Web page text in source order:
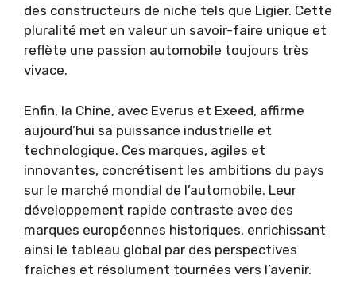
des constructeurs de niche tels que Ligier. Cette
pluralité met en valeur un savoir-faire unique et
reflète une passion automobile toujours très
vivace.
Enfin, la Chine, avec Everus et Exeed, affirme
aujourd’hui sa puissance industrielle et
technologique. Ces marques, agiles et
innovantes, concrétisent les ambitions du pays
sur le marché mondial de l’automobile. Leur
développement rapide contraste avec des
marques européennes historiques, enrichissant
ainsi le tableau global par des perspectives
fraîches et résolument tournées vers l’avenir.